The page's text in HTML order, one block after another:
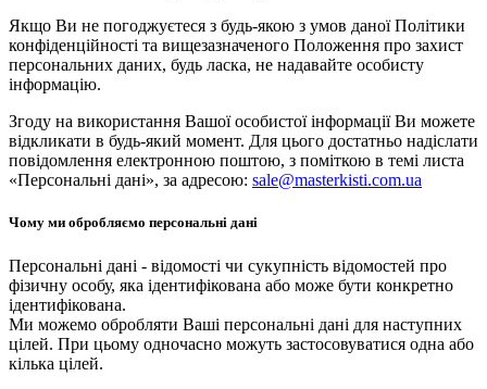
Якщо Ви не погоджуєтеся з будь-якою з умов даної Політики
конфіденційності та вищезазначеного Положення про захист
персональних даних, будь ласка, не надавайте особисту
інформацію.
Згоду на використання Вашої особистої інформації Ви можете
відкликати в будь-який момент. Для цього достатньо надіслати
повідомлення електронною поштою, з поміткою в темі листа
«Персональні дані», за адресою: sale@masterkisti.com.ua
Чому ми обробляємо персональні дані
Персональні дані - відомості чи сукупність відомостей про
фізичну особу, яка ідентифікована або може бути конкретно
ідентифікована.
Ми можемо обробляти Ваші персональні дані для наступних
цілей. При цьому одночасно можуть застосовуватися одна або
кілька цілей.